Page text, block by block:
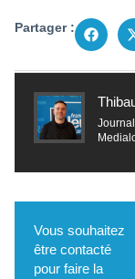
Partager :
Vous souhaitez
être contacté
pour faire la